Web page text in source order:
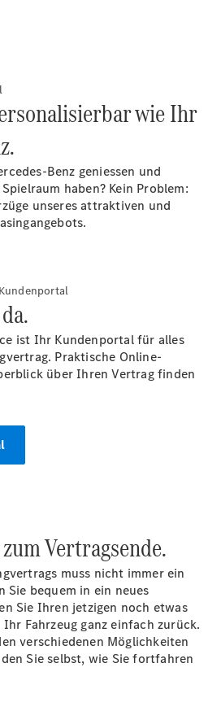
&
/
wie Ihr
Benz geniessen und
haben? Kein Problem:
unseres attraktiven und
ist Ihr Kundenportal für alles
Praktische Online-
über Ihren Vertrag finden
Vertragsende.
muss nicht immer ein
Sie bequem in ein neues
Sie Ihren jetzigen noch etwas
Fahrzeug ganz einfach zurück.
verschiedenen Möglichkeiten
Sie selbst, wie Sie fortfahren